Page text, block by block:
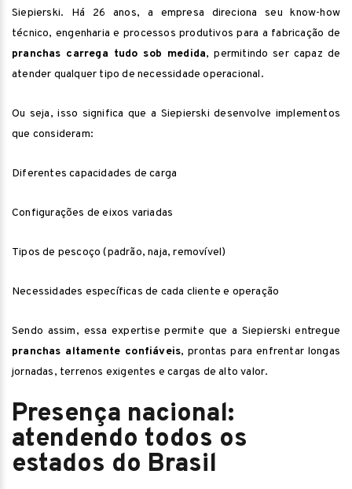
Siepierski. Há 26 anos, a empresa direciona seu know-how
técnico, engenharia e processos produtivos para a fabricação de
pranchas carrega tudo sob medida, permitindo ser capaz de
atender qualquer tipo de necessidade operacional.
Ou seja, isso significa que a Siepierski desenvolve implementos
que consideram:
Diferentes capacidades de carga
Configurações de eixos variadas
Tipos de pescoço (padrão, naja, removível)
Necessidades específicas de cada cliente e operação
Sendo assim, essa expertise permite que a Siepierski entregue
pranchas altamente confiáveis, prontas para enfrentar longas
jornadas, terrenos exigentes e cargas de alto valor.
Presença nacional:
atendendo todos os
estados do Brasil